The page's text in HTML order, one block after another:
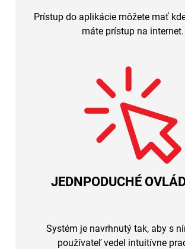
Prístup do aplikácie môžete mať
máte prístup na internet.
JEDNPODUCHÉ
Systém je navrhnutý tak, aby s
používateľ vedel intuitívne